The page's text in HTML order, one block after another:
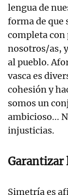
lengua de
forma de que
completa con
nosotros/as,
al pueblo.
vasca es
cohesión y
somos un
ambicioso...
injusticias.
Garantizar
Simetría es